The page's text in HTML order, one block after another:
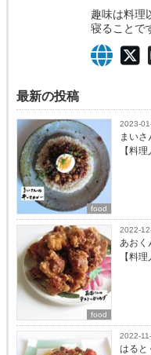
趣味は料理
寝ることで
最新の投稿
food
2023-
まいさ
【料
food
2022-
あおく
【料
2022-
はると